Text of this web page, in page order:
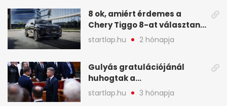
8 ok, amiért érdemes a
Chery Tiggo 8-at választani!
(X)
startlap.hu 2 hónapja
Gulyás gratulációjánál
huhogtak a
leghangosabban, miután
Magyart miniszterelnökké
startlap.hu 3 hónapja